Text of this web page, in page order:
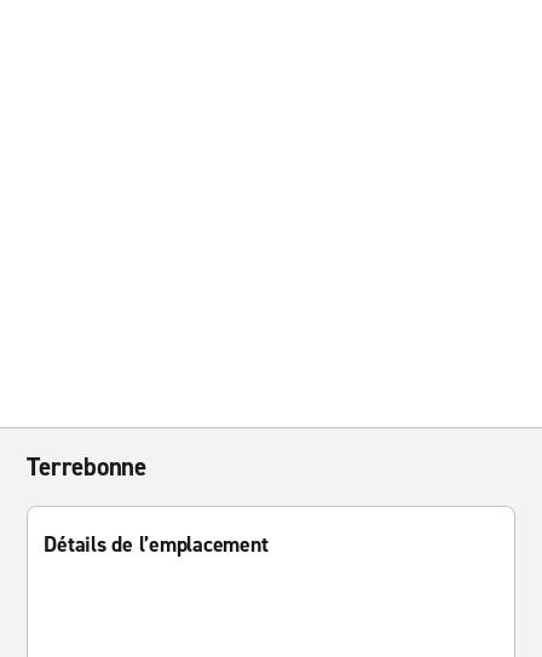
Terrebonne
Détails de l’emplacement